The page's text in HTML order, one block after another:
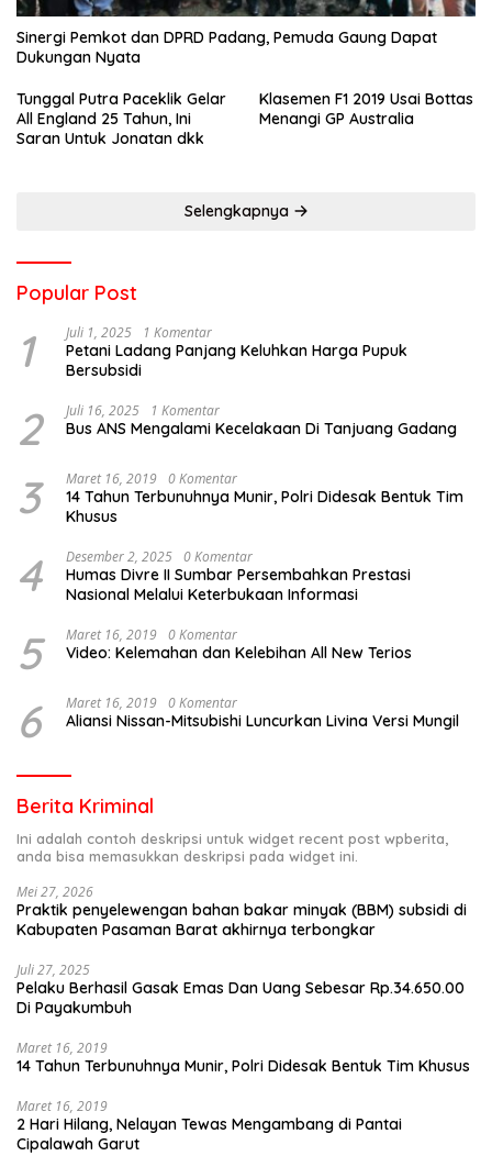
Sinergi Pemkot dan DPRD Padang, Pemuda Gaung Dapat
Dukungan Nyata
Tunggal Putra Paceklik Gelar
All England 25 Tahun, Ini
Saran Untuk Jonatan dkk
Klasemen F1 2019 Usai Bottas
Menangi GP Australia
Selengkapnya
Popular Post
1 Juli 1, 2025 1 Komentar
Petani Ladang Panjang Keluhkan Harga Pupuk
Bersubsidi
2 Juli 16, 2025 1 Komentar
Bus ANS Mengalami Kecelakaan Di Tanjuang Gadang
3 Maret 16, 2019 0 Komentar
14 Tahun Terbunuhnya Munir, Polri Didesak Bentuk Tim
Khusus
4 Desember 2, 2025 0 Komentar
Humas Divre II Sumbar Persembahkan Prestasi
Nasional Melalui Keterbukaan Informasi
5 Maret 16, 2019 0 Komentar
Video: Kelemahan dan Kelebihan All New Terios
6 Maret 16, 2019 0 Komentar
Aliansi Nissan-Mitsubishi Luncurkan Livina Versi Mungil
Berita Kriminal
Ini adalah contoh deskripsi untuk widget recent post wpberita,
anda bisa memasukkan deskripsi pada widget ini.
Mei 27, 2026
Praktik penyelewengan bahan bakar minyak (BBM) subsidi di
Kabupaten Pasaman Barat akhirnya terbongkar
Juli 27, 2025
Pelaku Berhasil Gasak Emas Dan Uang Sebesar Rp.34.650.00
Di Payakumbuh
Maret 16, 2019
14 Tahun Terbunuhnya Munir, Polri Didesak Bentuk Tim Khusus
Maret 16, 2019
2 Hari Hilang, Nelayan Tewas Mengambang di Pantai
Cipalawah Garut